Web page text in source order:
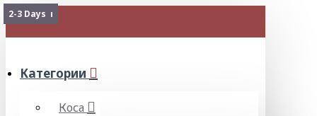
МЕНЮ
Категории
Коса
Изчерпан
Изчерпан
Изчерпан
2-3 Days